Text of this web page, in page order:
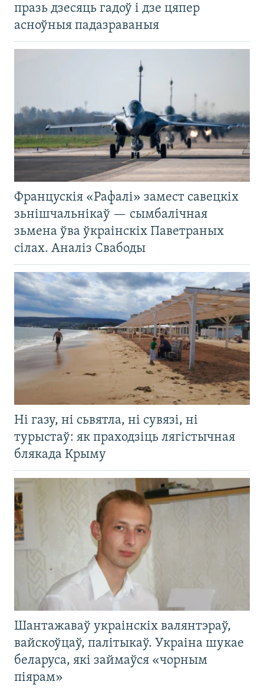
празь дзесяць гадоў і дзе цяпер
асноўныя падазраваныя
Францускія «Рафалі» замест савецкіх
зьнішчальнікаў — сымбалічная
зьмена ўва ўкраінскіх Паветраных
сілах. Аналіз Свабоды
Ні газу, ні сьвятла, ні сувязі, ні
турыстаў: як праходзіць лягістычная
блякада Крыму
Шантажаваў украінскіх валянтэраў,
вайскоўцаў, палітыкаў. Украіна шукае
беларуса, які займаўся «чорным
піярам»